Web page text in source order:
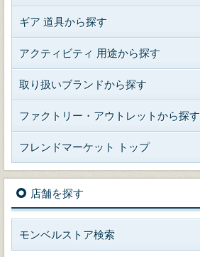
ギア 道具から探す
アクティビティ 用途から探す
取り扱いブランドから探す
ファクトリー・アウトレットから探す
フレンドマーケット トップ
店舗を探す
モンベルストア検索